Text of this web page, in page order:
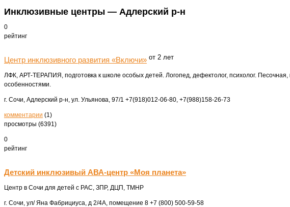
Инклюзивные центры — Адлерский р-н
0
рейтинг
Центр инклюзивного развития «Включи» от 2 лет
ЛФК, АРТ-ТЕРАПИЯ, подготовка к школе особых детей. Логопед, дефектолог, психолог.
особенностями.
г. Сочи, Адлерский р-н, ул. Ульянова, 97/1 +7(918)012-06-80, +7(988)158-26-73
комментарии (1)
просмотры (6391)
0
рейтинг
Детский инклюзивый АВА-центр «Моя планета»
Центр в Сочи для детей с РАС, ЗПР, ДЦП, ТМНР
г. Сочи, ул/ Яна Фабрициуса, д 2/4А, помещение 8 +7 (800) 500-59-58